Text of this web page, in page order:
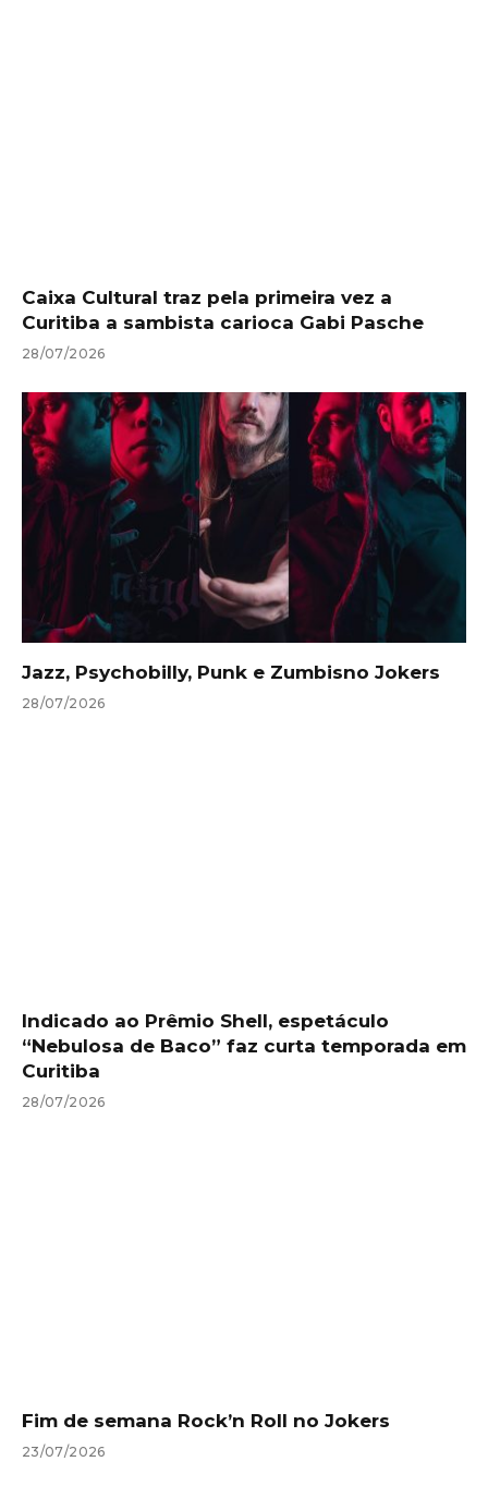
Caixa Cultural traz pela primeira vez a
Curitiba a sambista carioca Gabi Pasche
28/07/2026
Jazz, Psychobilly, Punk e Zumbisno Jokers
28/07/2026
Indicado ao Prêmio Shell, espetáculo
“Nebulosa de Baco” faz curta temporada em
Curitiba
28/07/2026
Fim de semana Rock’n Roll no Jokers
23/07/2026